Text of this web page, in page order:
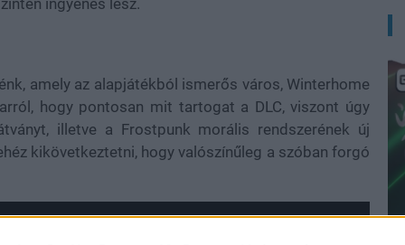
ingyenes lesz.
amely az alapjátékból ismerős város, Winterhome
hogy pontosan mit tartogat a DLC, viszont úgy
illetve a Frostpunk morális rendszerének új
kikövetkeztetni, hogy valószínűleg a szóban forgó